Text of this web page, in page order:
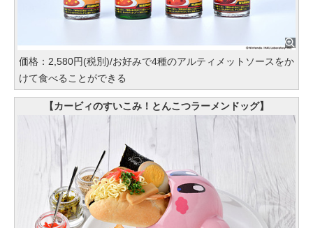
価格：2,580円(税別)/お好みで4種のアルティメットソースをか
けて食べることができる
【カービィのすいこみ！とんこつラーメンドッグ】